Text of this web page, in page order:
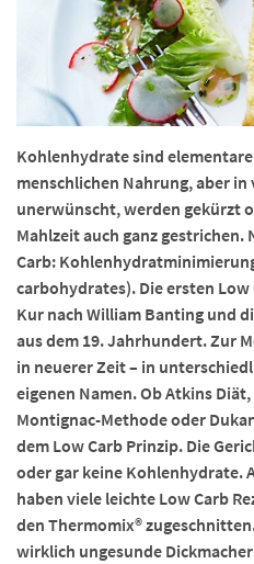
Kohlenhydrate sind
menschlichen Nahrung, aber in
unerwünscht, werden gekürzt
Mahlzeit auch ganz
Carb:
carbohydrates). Die ersten
Kur nach William Banting und
aus dem 19. Jahrhundert. Zur
in neuerer Zeit – in
eigenen Namen. Ob Atkins
Montignac-Methode oder
dem Low Carb Prinzip. Die
oder gar keine Kohlenhydrate.
haben viele leichte Low Carb
den Thermomix®
wirklich ungesunde